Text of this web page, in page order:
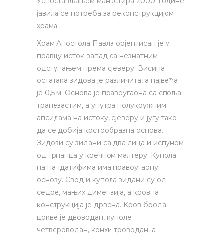
јавила се потреба за реконструкцијом
храма.
Храм Апостола Павла орјентисан је у
правцу исток-запад са незнатним
одступањем према сјеверу. Висина
остатака зидова је различита, а највећа
је 0,5 м. Основа је правоугаона са споља
трапезастим, а унутра полукружним
апсидама на истоку, сјеверу и југу тако
да се добија крстообразна основа.
Зидови су зидани са два лица и испуном
од трпанца у кречном малтеру. Купола
на пандатифима има правоугаону
основу. Свод и купола зидани су од
седре, мањих димензија, а кровна
конструкција је дрвена. Кров брода
цркве је двоводан, куполе
четвероводан, конхи троводан, а